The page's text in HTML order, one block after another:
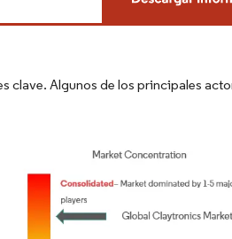
Algunos de los principales